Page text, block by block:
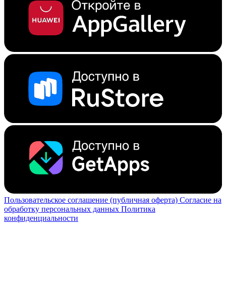
Пользовательское соглашение (публичная оферта) Согласие на
обработку персональных данных Политика
конфиденциальности